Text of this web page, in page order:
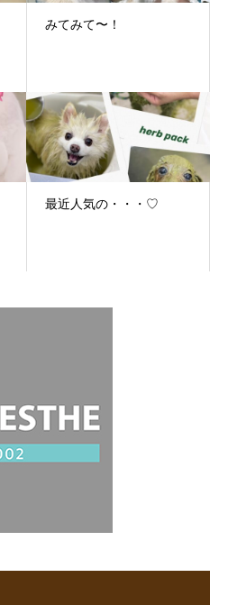
みてみて〜！
最近人気の・・・♡